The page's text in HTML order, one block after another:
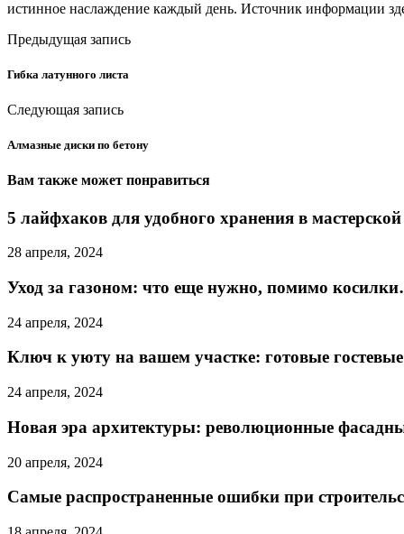
истинное наслаждение каждый день. Источник информации
Предыдущая запись
Гибка латунного листа
Следующая запись
Алмазные диски по бетону
Вам также может понравиться
5 лайфхаков для удобного хранения в мастерской
28 апреля, 2024
Уход за газоном: что еще нужно, помимо
24 апреля, 2024
Ключ к уюту на вашем участке: готовые
24 апреля, 2024
Новая эра архитектуры: революционные
20 апреля, 2024
Самые распространенные ошибки при